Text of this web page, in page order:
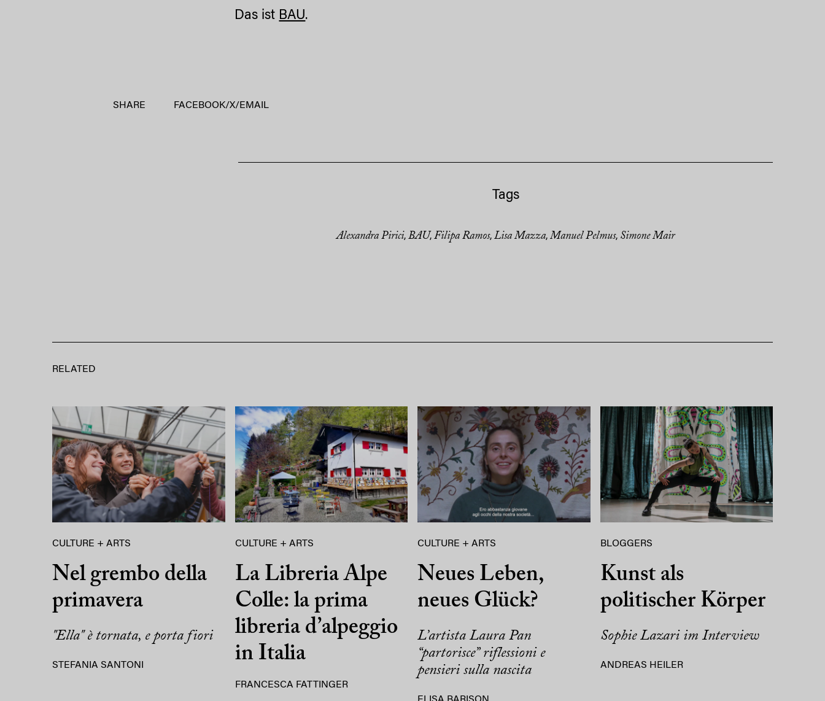
Das ist BAU.
SHARE FACEBOOK/X/ EMAIL
Tags
Alexandra Pirici, BAU, Filipa Ramos, Lisa Mazza, Manuel Pelmus, Simone Mair
RELATED
CULTURE + ARTS
Nel grembo della
primavera
"Ella" è tornata, e porta fiori
STEFANIA SANTONI
CULTURE + ARTS
La Libreria Alpe
Colle: la prima
libreria d’alpeggio
in Italia
FRANCESCA FATTINGER
CULTURE + ARTS
Neues Leben,
neues Glück?
L’artista Laura Pan
“partorisce” riflessioni e
pensieri sulla nascita
BLOGGERS
Kunst als
politischer Körper
Sophie Lazari im Interview
ANDREAS HEILER